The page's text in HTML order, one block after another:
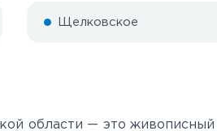
Щелковское
области — это